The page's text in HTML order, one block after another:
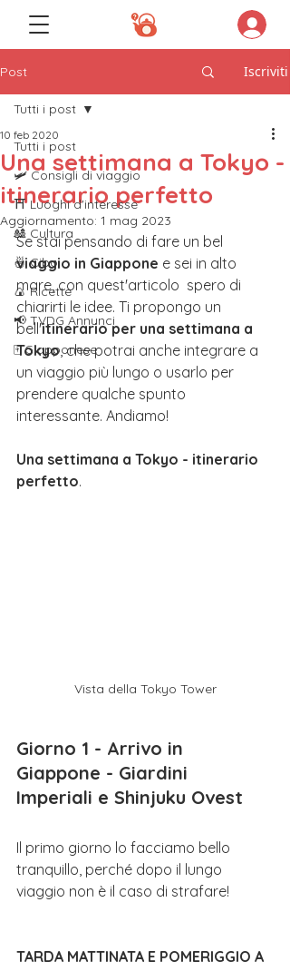
Post Iscriviti
Tutti i post
🛩️ Consigli di viaggio
⛩️ Luoghi d'interesse
🎎 Cultura
🍜 Cibo
🍙 Ricette
📢 TVDG Annunci
🀄️ Giapponese
Tutti i post
Una settimana a Tokyo -
itinerario perfetto
10 feb 2020
Aggiornamento: 1 mag 2023
Se stai pensando di fare un bel
viaggio in Giappone e sei in alto
mare, con quest'articolo  spero di
chiarirti le idee. Ti propongo un
bell'itinerario per una settimana a
Tokyo, che potrai anche integrare a
un viaggio più lungo o usarlo per
prendere qualche spunto
interessante. Andiamo!
Una settimana a Tokyo - itinerario
perfetto.
Vista della Tokyo Tower
Giorno 1 - Arrivo in
Giappone - Giardini
Imperiali e Shinjuku Ovest
Il primo giorno lo facciamo bello
tranquillo, perché dopo il lungo
viaggio non è il caso di strafare!
TARDA MATTINATA E POMERIGGIO A